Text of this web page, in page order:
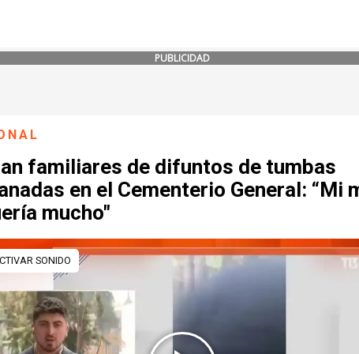
PUBLICIDAD
familiares de difuntos de tumbas
en el Cementerio General: “Mi
mucho"